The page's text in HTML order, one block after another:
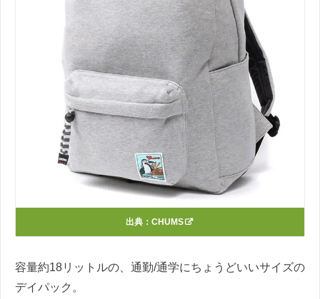
出典： CHUMS
容量約18リットルの、通勤/通学にちょうどいいサイズの
デイパック。